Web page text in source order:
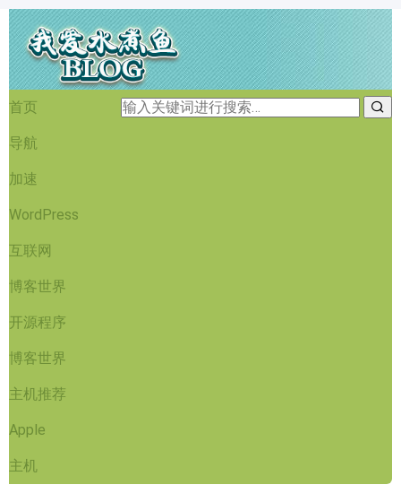
首页
导航
加速
WordPress
互联网
博客世界
开源程序
博客世界
主机推荐
Apple
主机